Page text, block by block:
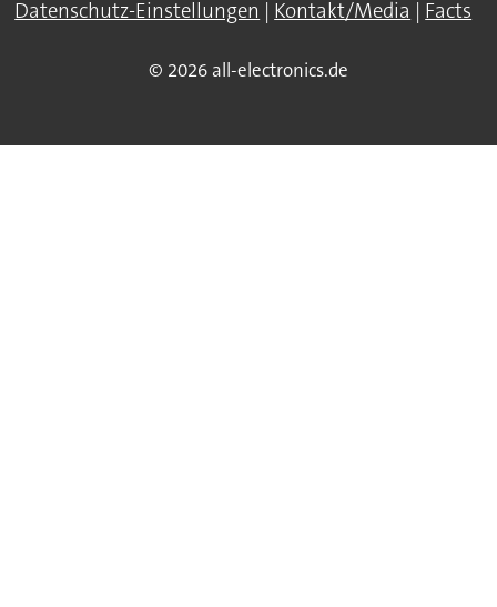
Datenschutz-Einstellungen | Kontakt/Media | Facts
© 2026 all-electronics.de